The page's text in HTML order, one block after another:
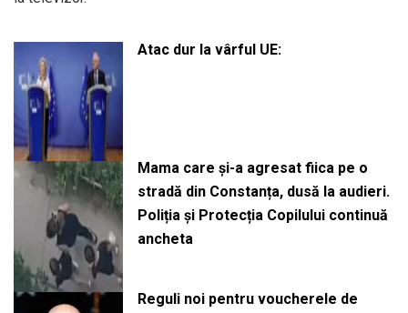
Atac dur la vârful UE:
Mama care și-a agresat fiica pe o
stradă din Constanța, dusă la audieri.
Poliția și Protecția Copilului continuă
ancheta
Reguli noi pentru voucherele de